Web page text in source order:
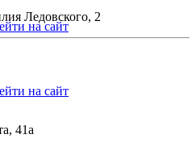
Ледовского, 2
41а
на сайт
на сайт